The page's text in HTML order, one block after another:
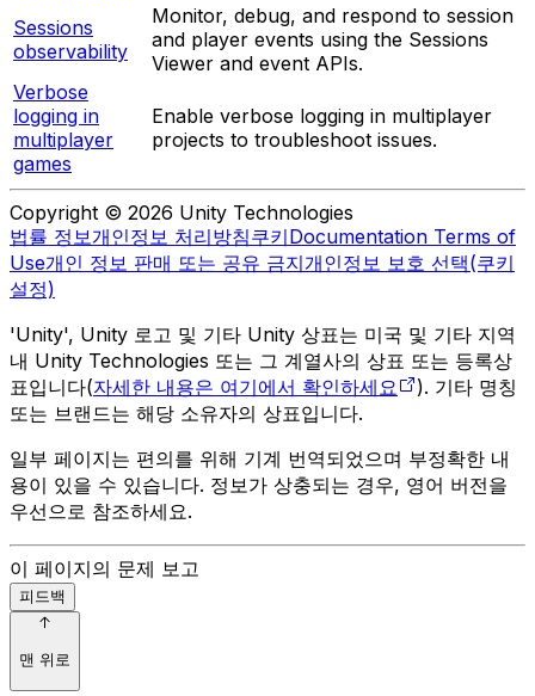
Sessions
observability
Monitor, debug, and respond to session
and player events using the Sessions
Viewer and event APIs.
Verbose
logging in
multiplayer
games
Enable verbose logging in multiplayer
projects to troubleshoot issues.
Copyright © 2026 Unity Technologies
법률 정보개인정보 처리방침쿠키Documentation Terms of
Use개인 정보 판매 또는 공유 금지개인정보 보호 선택(쿠키
설정)
'Unity', Unity 로고 및 기타 Unity 상표는 미국 및 기타 지역
내 Unity Technologies 또는 그 계열사의 상표 또는 등록상
표입니다(자세한 내용은 여기에서 확인하세요
). 기타 명칭
또는 브랜드는 해당 소유자의 상표입니다.
일부 페이지는 편의를 위해 기계 번역되었으며 부정확한 내
용이 있을 수 있습니다. 정보가 상충되는 경우, 영어 버전을
우선으로 참조하세요.
이 페이지의 문제 보고
피드백
맨 위로